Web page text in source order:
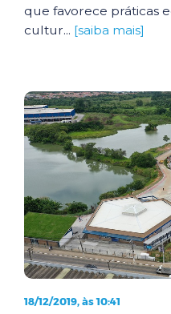
que favorece práticas
cultur... [saiba mais]
18/12/2019, às 10:41